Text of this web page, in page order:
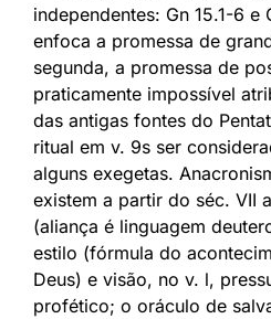
independentes: Gn 15.1-6 e
enfoca a promessa de
segunda, a promessa de
praticamente impossível
das antigas fontes do
ritual em v. 9s ser
alguns exegetas.
existem a partir do séc. VII
(aliança é linguagem
estilo (fórmula do
Deus) e visão, no v. l,
profético; o oráculo de